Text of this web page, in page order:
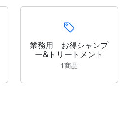
業務用 お得シャンプ
ー&トリートメント
1商品